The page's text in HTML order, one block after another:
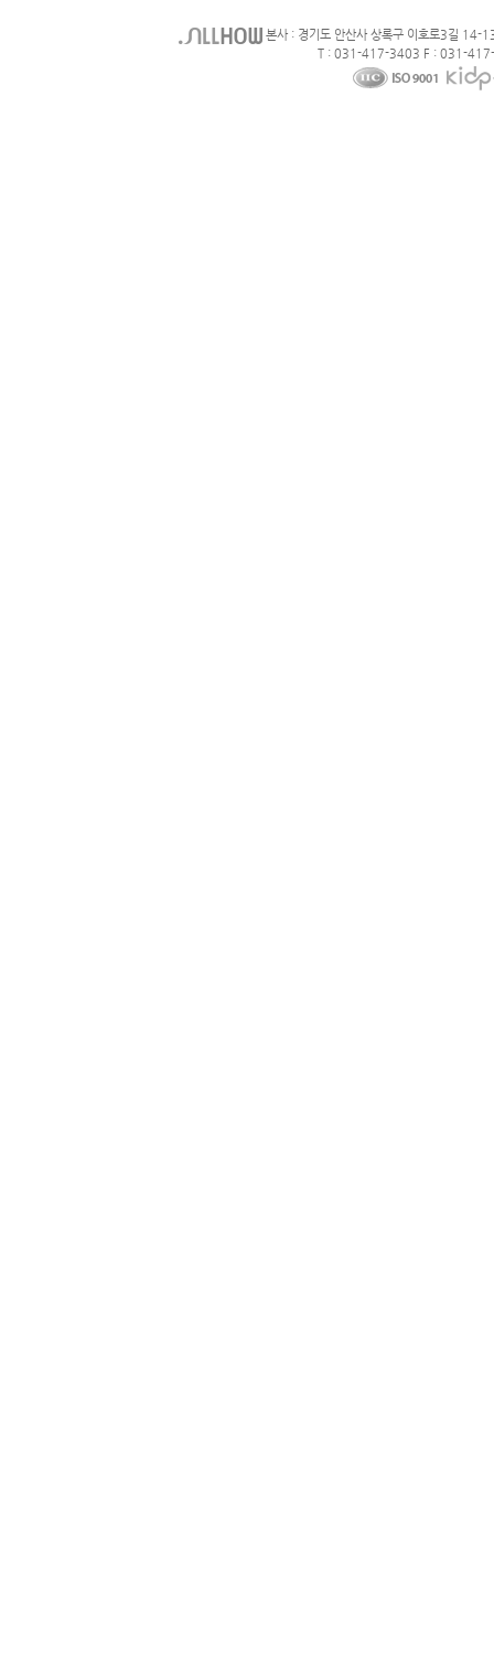
본사 : 경기도 안산사 상록구 이호로3길 14-
T : 031-417-3403 F : 031-